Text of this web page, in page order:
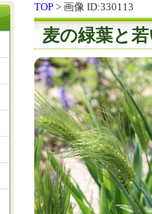
TOP > 画像 ID:330113
麦の緑葉と